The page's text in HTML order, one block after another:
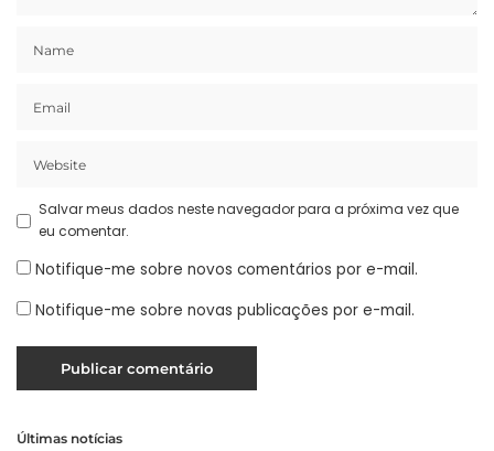
Salvar meus dados neste navegador para a próxima vez que
eu comentar.
Notifique-me sobre novos comentários por e-mail.
Notifique-me sobre novas publicações por e-mail.
Últimas notícias